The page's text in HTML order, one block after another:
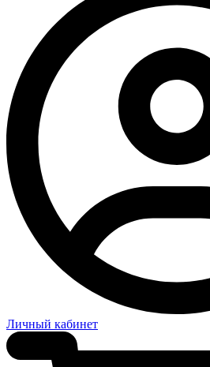
Личный кабинет